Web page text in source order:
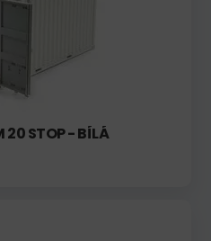
20 STOP - BÍLÁ